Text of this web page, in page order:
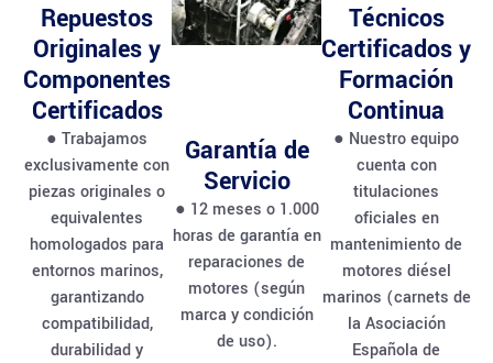
Repuestos
Originales y
Componentes
Certificados
● Trabajamos
exclusivamente con
piezas originales o
equivalentes
homologados para
entornos marinos,
garantizando
compatibilidad,
durabilidad y
Garantía de
Servicio
● 12 meses o 1.000
horas de garantía en
reparaciones de
motores (según
marca y condición
de uso).
Técnicos
Certificados y
Formación
Continua
● Nuestro equipo
cuenta con
titulaciones
oficiales en
mantenimiento de
motores diésel
marinos (carnets de
la Asociación
Española de